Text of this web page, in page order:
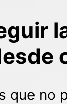
que no